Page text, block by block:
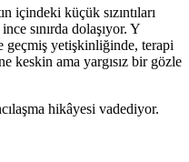
içindeki küçük sızıntıları
sınırda dolaşıyor. Y
geçmiş yetişkinliğinde, terapi
keskin ama yargısız bir gözle
hikâyesi vadediyor.